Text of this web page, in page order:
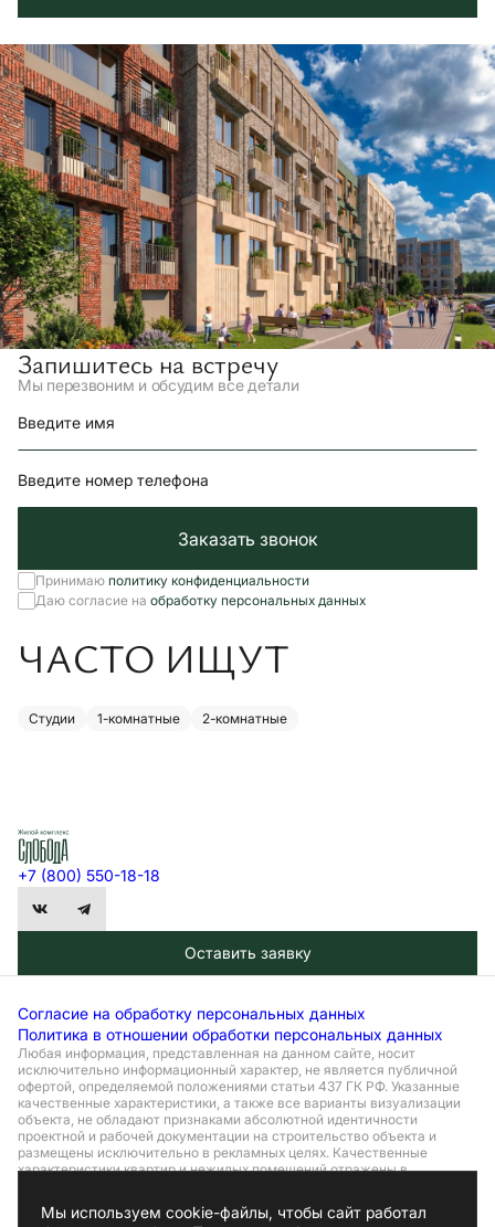
Запишитесь на встречу
Мы перезвоним и обсудим все детали
Введите имя
Введите номер телефона
Заказать звонок
Принимаю политику конфиденциальности
Даю согласие на обработку персональных данных
ЧАСТО ИЩУТ
Студии 1-комнатные 2-комнатные
+7 (800) 550-18-18
Оставить заявку
Согласие на обработку персональных данных
Политика в отношении обработки персональных данных
Любая информация, представленная на данном сайте, носит
исключительно информационный характер, не является публичной
офертой, определяемой положениями статьи 437 ГК РФ. Указанные
качественные характеристики, а также все варианты визуализации
объекта, не обладают признаками абсолютной идентичности
проектной и рабочей документации на строительство объекта и
размещены исключительно в рекламных целях. Качественные
характеристики квартир и нежилых помещений отражены в
обращении в офис застройщика и подписании соответствующего
договора с застройщиком. Актуальные цены и условия продаж можно
Мы используем cookie-файлы, чтобы сайт работал